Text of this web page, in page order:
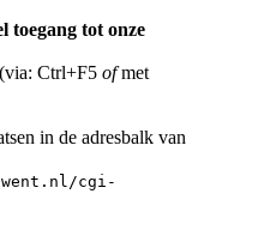
tot onze
Ctrl+F5 ofmet
in de adresbalk van
cgi-